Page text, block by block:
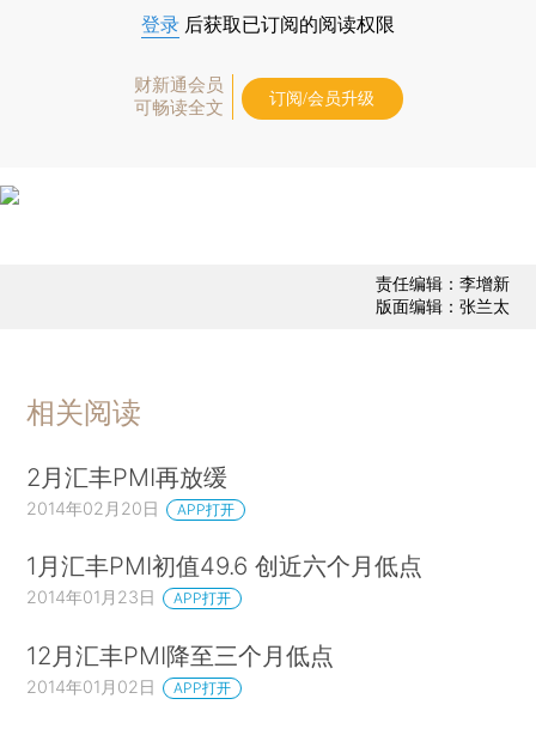
登录 后获取已订阅的阅读权限
财新通会员
可畅读全文
订阅/会员升级
责任编辑：李增新
版面编辑：张兰太
相关阅读
2月汇丰PMI再放缓
2014年02月20日 APP打开
1月汇丰PMI初值49.6 创近六个月低点
2014年01月23日 APP打开
12月汇丰PMI降至三个月低点
2014年01月02日 APP打开